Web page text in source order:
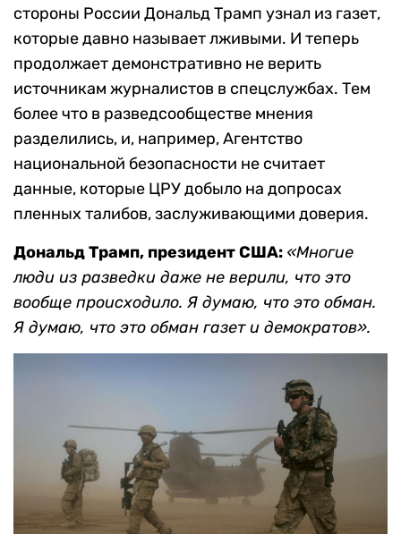
стороны России Дональд Трамп узнал из газет,
которые давно называет лживыми. И теперь
продолжает демонстративно не верить
источникам журналистов в спецслужбах. Тем
более что в разведсообществе мнения
разделились, и, например, Агентство
национальной безопасности не считает
данные, которые ЦРУ добыло на допросах
пленных талибов, заслуживающими доверия.
Дональд Трамп, президент США: «Многие
люди из разведки даже не верили, что это
вообще происходило. Я думаю, что это обман.
Я думаю, что это обман газет и демократов».